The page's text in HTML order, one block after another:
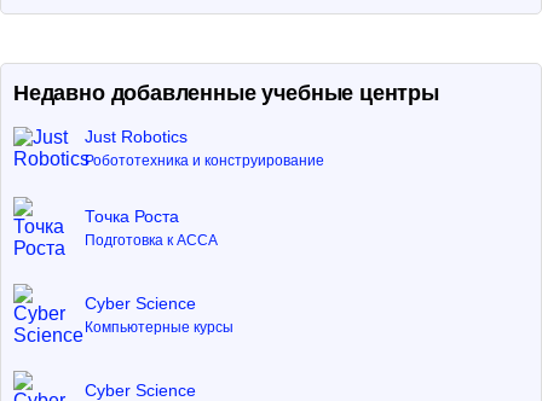
Недавно добавленные учебные центры
Just Robotics
Робототехника и конструирование
Точка Роста
Подготовка к ACCA
Cyber Science
Компьютерные курсы
Cyber Science